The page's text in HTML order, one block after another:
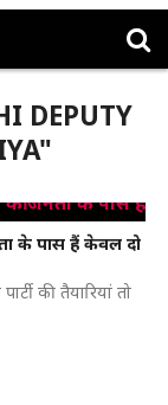
DEPUTY
के पास हैं केवल दो
की तैयारियां तो